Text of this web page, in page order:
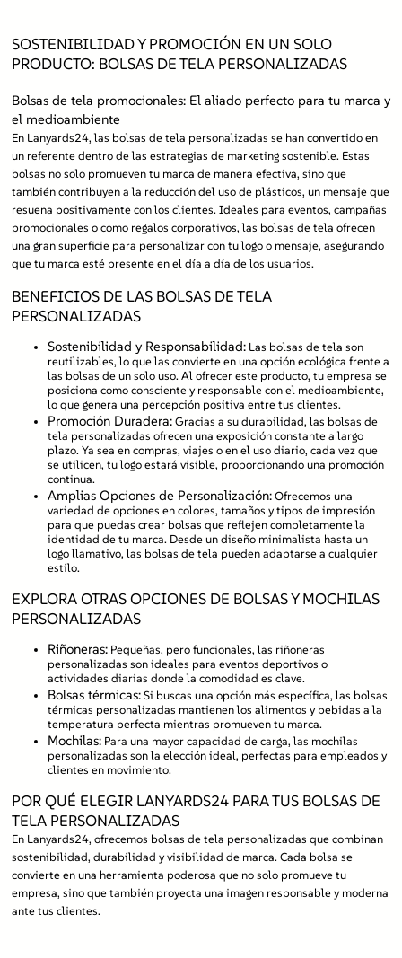
SOSTENIBILIDAD Y PROMOCIÓN EN UN SOLO
PRODUCTO: BOLSAS DE TELA PERSONALIZADAS
Bolsas de tela promocionales: El aliado perfecto para tu marca y
el medioambiente
En Lanyards24, las bolsas de tela personalizadas se han convertido en
un referente dentro de las estrategias de marketing sostenible. Estas
bolsas no solo promueven tu marca de manera efectiva, sino que
también contribuyen a la reducción del uso de plásticos, un mensaje que
resuena positivamente con los clientes. Ideales para eventos, campañas
promocionales o como regalos corporativos, las bolsas de tela ofrecen
una gran superficie para personalizar con tu logo o mensaje, asegurando
que tu marca esté presente en el día a día de los usuarios.
BENEFICIOS DE LAS BOLSAS DE TELA
PERSONALIZADAS
Sostenibilidad y Responsabilidad: Las bolsas de tela son
reutilizables, lo que las convierte en una opción ecológica frente a
las bolsas de un solo uso. Al ofrecer este producto, tu empresa se
posiciona como consciente y responsable con el medioambiente,
lo que genera una percepción positiva entre tus clientes.
Promoción Duradera:Gracias a su durabilidad, las bolsas de
tela personalizadas ofrecen una exposición constante a largo
plazo. Ya sea en compras, viajes o en el uso diario, cada vez que
se utilicen, tu logo estará visible, proporcionando una promoción
continua.
Amplias Opciones de Personalización:Ofrecemos una
variedad de opciones en colores, tamaños y tipos de impresión
para que puedas crear bolsas que reflejen completamente la
identidad de tu marca. Desde un diseño minimalista hasta un
logo llamativo, las bolsas de tela pueden adaptarse a cualquier
estilo.
EXPLORA OTRAS OPCIONES DE BOLSAS Y MOCHILAS
PERSONALIZADAS
Riñoneras: Pequeñas, pero funcionales, las riñoneras
personalizadas son ideales para eventos deportivos o
actividades diarias donde la comodidad es clave.
Bolsas térmicas:Si buscas una opción más específica, las bolsas
térmicas personalizadas mantienen los alimentos y bebidas a la
temperatura perfecta mientras promueven tu marca.
Mochilas: Para una mayor capacidad de carga, las mochilas
personalizadas son la elección ideal, perfectas para empleados y
clientes en movimiento.
POR QUÉ ELEGIR LANYARDS24 PARA TUS BOLSAS DE
TELA PERSONALIZADAS
En Lanyards24, ofrecemos bolsas de tela personalizadas que combinan
sostenibilidad, durabilidad y visibilidad de marca. Cada bolsa se
convierte en una herramienta poderosa que no solo promueve tu
empresa, sino que también proyecta una imagen responsable y moderna
ante tus clientes.